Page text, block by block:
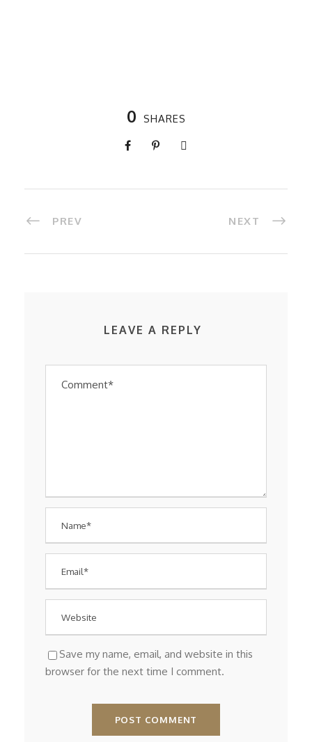
0 SHARES
PREV NEXT
LEAVE A REPLY
Save my name, email, and website in this
browser for the next time I comment.